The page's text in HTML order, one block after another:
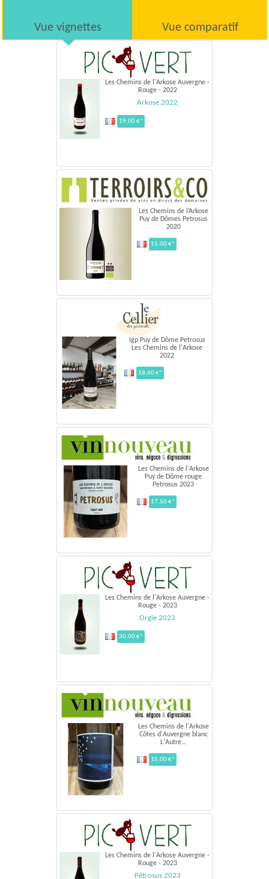
Vue vignettes Vue comparatif
Les Chemins de l'Arkose Auvergne -
Rouge - 2022
Arkose 2022
19,00 €*
Les Chemins de l’Arkose
Puy de Dômes Petrosus
2020
15.00 €*
Igp Puy de Dôme Petrosus
Les Chemins de l'Arkose
2022
18,60 €*
Les Chemins de l'Arkose
Puy de Dôme rouge
Petrosus 2023
17,50 €*
Les Chemins de l'Arkose Auvergne -
Rouge - 2023
Orgie 2023
30,00 €*
Les Chemins de l'Arkose
Côtes d'Auvergne blanc
L'Autre...
15,00 €*
Les Chemins de l'Arkose Auvergne -
Rouge - 2023
Pétrosus 2023